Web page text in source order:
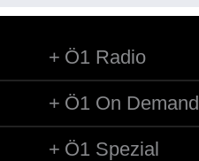
Ö1 Radio
Ö1 On Demand
Ö1 Spezial